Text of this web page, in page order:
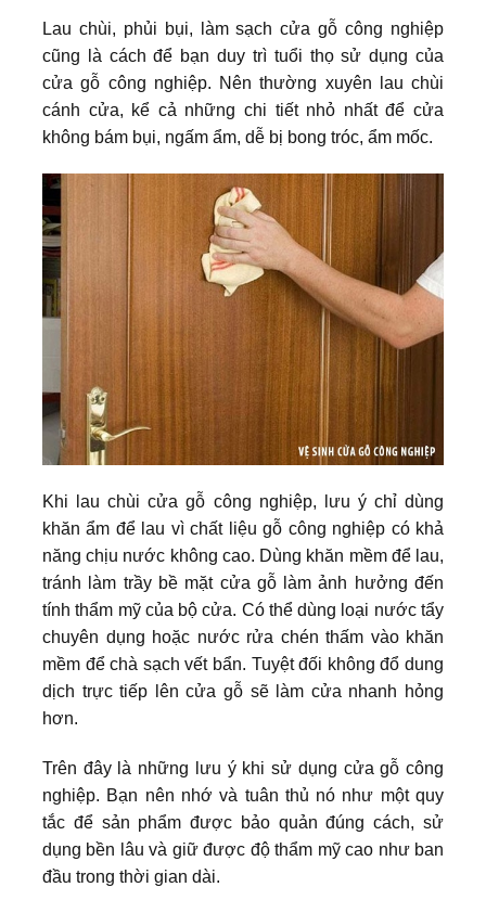
Lau chùi, phủi bụi, làm sạch cửa gỗ công nghiệp
cũng là cách để bạn duy trì tuổi thọ sử dụng của
cửa gỗ công nghiệp. Nên thường xuyên lau chùi
cánh cửa, kể cả những chi tiết nhỏ nhất để cửa
không bám bụi, ngấm ẩm, dễ bị bong tróc, ẩm mốc.
Khi lau chùi cửa gỗ công nghiệp, lưu ý chỉ dùng
khăn ẩm để lau vì chất liệu gỗ công nghiệp có khả
năng chịu nước không cao. Dùng khăn mềm để lau,
tránh làm trầy bề mặt cửa gỗ làm ảnh hưởng đến
tính thẩm mỹ của bộ cửa. Có thể dùng loại nước tẩy
chuyên dụng hoặc nước rửa chén thấm vào khăn
mềm để chà sạch vết bẩn. Tuyệt đối không đổ dung
dịch trực tiếp lên cửa gỗ sẽ làm cửa nhanh hỏng
hơn.
Trên đây là những lưu ý khi sử dụng cửa gỗ công
nghiệp. Bạn nên nhớ và tuân thủ nó như một quy
tắc để sản phẩm được bảo quản đúng cách, sử
dụng bền lâu và giữ được độ thẩm mỹ cao như ban
đầu trong thời gian dài.